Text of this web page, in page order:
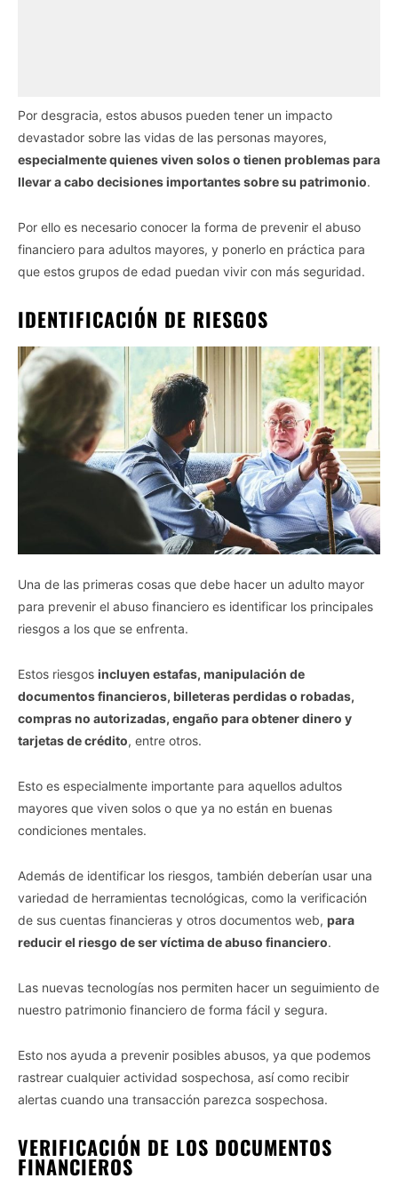
Por desgracia, estos abusos pueden tener un impacto
devastador sobre las vidas de las personas mayores,
especialmente quienes viven solos o tienen problemas para
llevar a cabo decisiones importantes sobre su patrimonio.
Por ello es necesario conocer la forma de prevenir el abuso
financiero para adultos mayores, y ponerlo en práctica para
que estos grupos de edad puedan vivir con más seguridad.
IDENTIFICACIÓN DE RIESGOS
Una de las primeras cosas que debe hacer un adulto mayor
para prevenir el abuso financiero es identificar los principales
riesgos a los que se enfrenta.
Estos riesgos incluyen estafas, manipulación de
documentos financieros, billeteras perdidas o robadas,
compras no autorizadas, engaño para obtener dinero y
tarjetas de crédito, entre otros.
Esto es especialmente importante para aquellos adultos
mayores que viven solos o que ya no están en buenas
condiciones mentales.
Además de identificar los riesgos, también deberían usar una
variedad de herramientas tecnológicas, como la verificación
de sus cuentas financieras y otros documentos web, para
reducir el riesgo de ser víctima de abuso financiero.
Las nuevas tecnologías nos permiten hacer un seguimiento de
nuestro patrimonio financiero de forma fácil y segura.
Esto nos ayuda a prevenir posibles abusos, ya que podemos
rastrear cualquier actividad sospechosa, así como recibir
alertas cuando una transacción parezca sospechosa.
VERIFICACIÓN DE LOS DOCUMENTOS
FINANCIEROS